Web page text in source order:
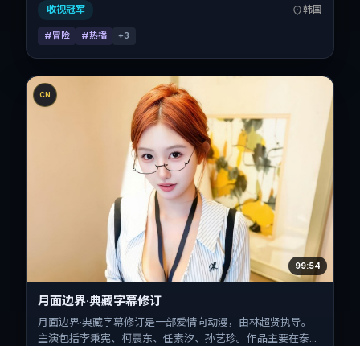
感与类型片结构的观众。
收视冠军 韩国
#冒险 #热播 +3
CN
99:54
月面边界·典藏字幕修订
月面边界·典藏字幕修订是一部爱情向动漫，由林超贤执导。
主演包括李秉宪、柯震东、任素汐、孙艺珍。作品主要在泰国